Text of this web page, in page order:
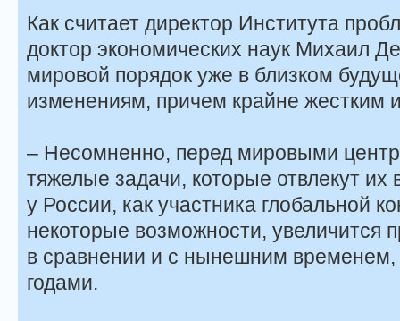
Как считает директор Института
доктор экономических наук Михаил
мировой порядок уже в близком
изменениям, причем крайне жестким
– Несомненно, перед мировыми
тяжелые задачи, которые отвлекут
у России, как участника глобальной
некоторые возможности, увеличится
в сравнении и с нынешним
годами.